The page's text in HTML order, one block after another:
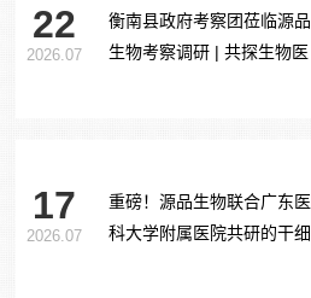
22
2026.07
衡南县政府考察团莅临源品
生物考察调研 | 共探生物医
17
2026.07
重磅！源品生物联合广东医
科大学附属医院共研的干细